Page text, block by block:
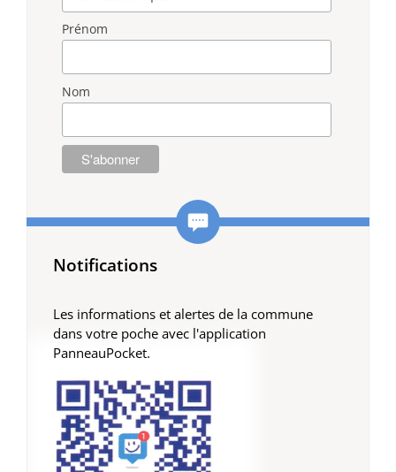
Prénom
Nom
Notifications
Les informations et alertes de la commune
dans votre poche avec l'application
PanneauPocket.